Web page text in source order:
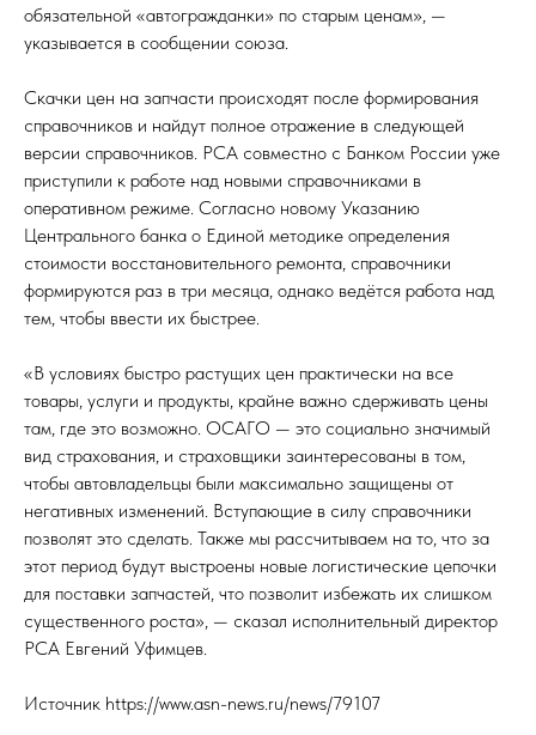
обязательной «автогражданки» по старым ценам», —
указывается в сообщении союза.
Скачки цен на запчасти происходят после формирования
справочников и найдут полное отражение в следующей
версии справочников. РСА совместно с Банком России уже
приступили к работе над новыми справочниками в
оперативном режиме. Согласно новому Указанию
Центрального банка о Единой методике определения
стоимости восстановительного ремонта, справочники
формируются раз в три месяца, однако ведётся работа над
тем, чтобы ввести их быстрее.
«В условиях быстро растущих цен практически на все
товары, услуги и продукты, крайне важно сдерживать цены
там, где это возможно. ОСАГО — это социально значимый
вид страхования, и страховщики заинтересованы в том,
чтобы автовладельцы были максимально защищены от
негативных изменений. Вступающие в силу справочники
позволят это сделать. Также мы рассчитываем на то, что за
этот период будут выстроены новые логистические цепочки
для поставки запчастей, что позволит избежать их слишком
существенного роста», — сказал исполнительный директор
РСА Евгений Уфимцев.
Источник https://www.asn-news.ru/news/79107